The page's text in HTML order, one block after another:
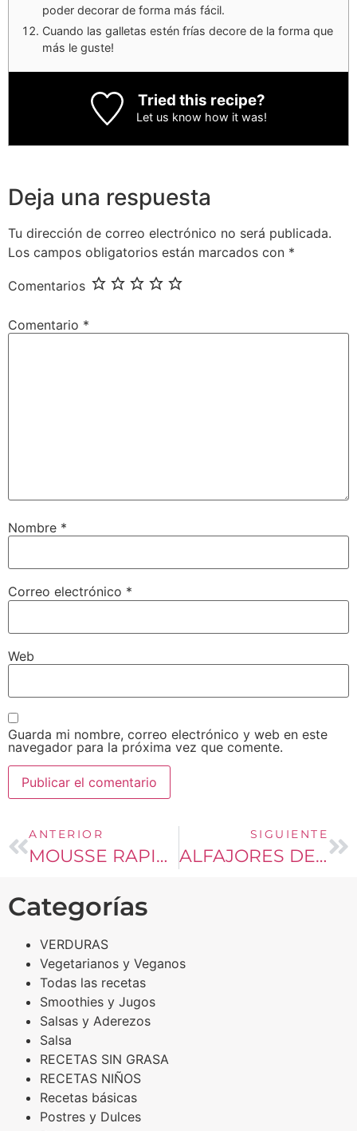
poder decorar de forma más fácil.
Cuando las galletas estén frías decore de la forma que
más le guste!
Tried this recipe?
Let us know how it was!
Deja una respuesta
Tu dirección de correo electrónico no será publicada.
Los campos obligatorios están marcados con *
Comentarios
Comentario *
Nombre *
Correo electrónico *
Web
Guarda mi nombre, correo electrónico y web en este
navegador para la próxima vez que comente.
ANTERIOR
MOUSSE RAPIDO DE LIMON
SIGUIENTE
ALFAJORES DE MAICENA
Categorías
VERDURAS
Vegetarianos y Veganos
Todas las recetas
Smoothies y Jugos
Salsas y Aderezos
Salsa
RECETAS SIN GRASA
RECETAS NIÑOS
Recetas básicas
Postres y Dulces